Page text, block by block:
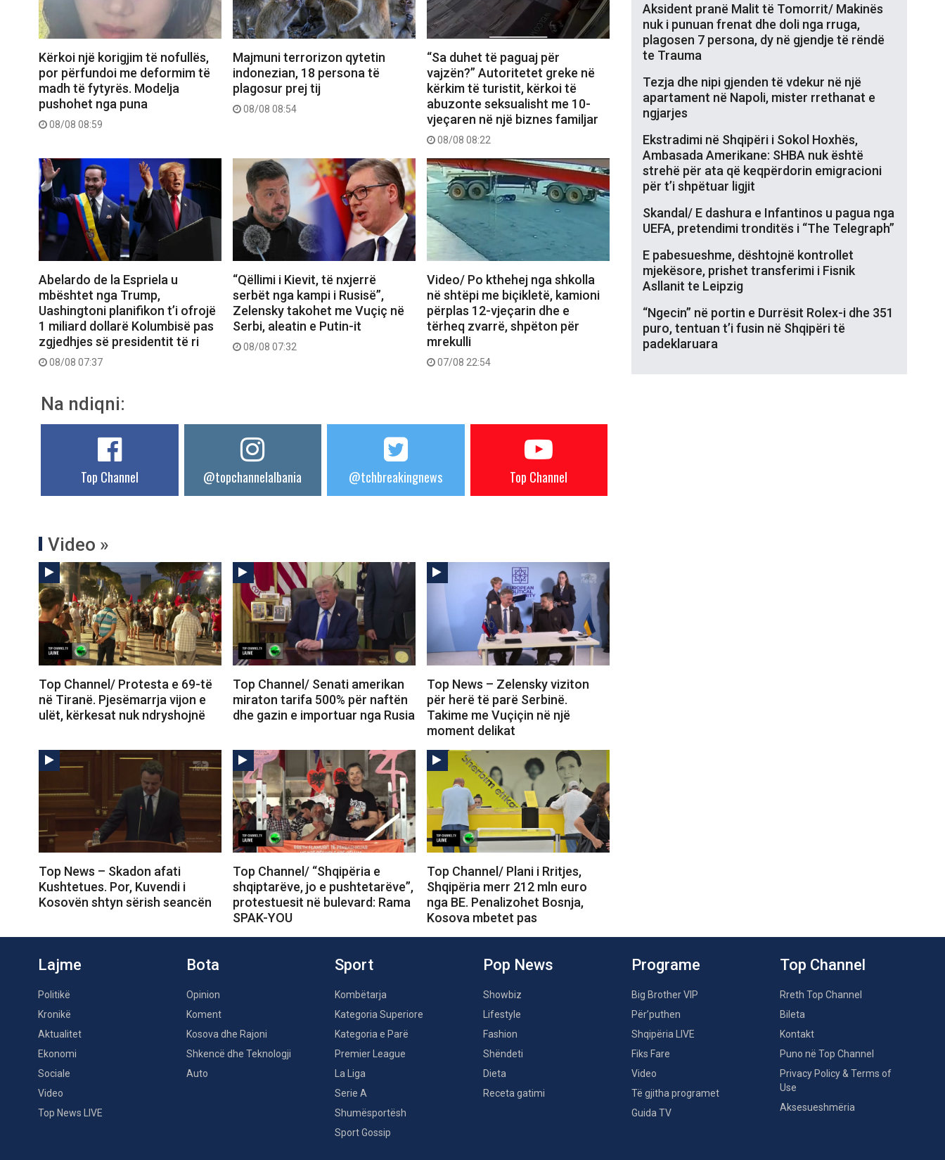
Kërkoi një korigjim të nofullës,
por përfundoi me deformim të
madh të fytyrës. Modelja
pushohet nga puna
08/08 08:59
Majmuni terrorizon qytetin
indonezian, 18 persona të
plagosur prej tij
08/08 08:54
“Sa duhet të paguaj për
vajzën?” Autoritetet greke në
kërkim të turistit, kërkoi të
abuzonte seksualisht me 10-
vjeçaren në një biznes familjar
08/08 08:22
Abelardo de la Espriela u
mbështet nga Trump,
Uashingtoni planifikon t’i ofrojë
1 miliard dollarë Kolumbisë pas
zgjedhjes së presidentit të ri
08/08 07:37
“Qëllimi i Kievit, të nxjerrë
serbët nga kampi i Rusisë”,
Zelensky takohet me Vuçiç në
Serbi, aleatin e Putin-it
08/08 07:32
Video/ Po kthehej nga shkolla
në shtëpi me biçikletë, kamioni
përplas 12-vjeçarin dhe e
tërheq zvarrë, shpëton për
mrekulli
07/08 22:54
Na ndiqni:
Top Channel @topchannelalbania @tchbreakingnews Top Channel
Video »
Top Channel/ Protesta e 69-të
në Tiranë. Pjesëmarrja vijon e
ulët, kërkesat nuk ndryshojnë
Top Channel/ Senati amerikan
miraton tarifa 500% për naftën
dhe gazin e importuar nga Rusia
Top News – Zelensky viziton
për herë të parë Serbinë.
Takime me Vuçiçin në një
moment delikat
Top News – Skadon afati
Kushtetues. Por, Kuvendi i
Kosovën shtyn sërish seancën
Top Channel/ “Shqipëria e
shqiptarëve, jo e pushtetarëve”,
protestuesit në bulevard: Rama
SPAK-YOU
Top Channel/ Plani i Rritjes,
Shqipëria merr 212 mln euro
nga BE. Penalizohet Bosnja,
Kosova mbetet pas
Aksident pranë Malit të Tomorrit/ Makinës
nuk i punuan frenat dhe doli nga rruga,
plagosen 7 persona, dy në gjendje të rëndë
te Trauma
Tezja dhe nipi gjenden të vdekur në një
apartament në Napoli, mister rrethanat e
ngjarjes
Ekstradimi në Shqipëri i Sokol Hoxhës,
Ambasada Amerikane: SHBA nuk është
strehë për ata që keqpërdorin emigracioni
për t’i shpëtuar ligjit
Skandal/ E dashura e Infantinos u pagua nga
UEFA, pretendimi tronditës i “The Telegraph”
E pabesueshme, dështojnë kontrollet
mjekësore, prishet transferimi i Fisnik
Asllanit te Leipzig
“Ngecin” në portin e Durrësit Rolex-i dhe 351
puro, tentuan t’i fusin në Shqipëri të
padeklaruara
Lajme
Politikë
Kronikë
Aktualitet
Ekonomi
Sociale
Video
Top News LIVE
Bota
Opinion
Koment
Kosova dhe Rajoni
Shkencë dhe Teknologji
Auto
Sport
Kombëtarja
Kategoria Superiore
Kategoria e Parë
Premier League
La Liga
Serie A
Shumësportësh
Sport Gossip
Pop News
Showbiz
Lifestyle
Fashion
Shëndeti
Dieta
Receta gatimi
Programe
Big Brother VIP
Për’puthen
Shqipëria LIVE
Fiks Fare
Video
Të gjitha programet
Guida TV
Top Channel
Rreth Top Channel
Bileta
Kontakt
Puno në Top Channel
Privacy Policy & Terms of
Use
Aksesueshmëria